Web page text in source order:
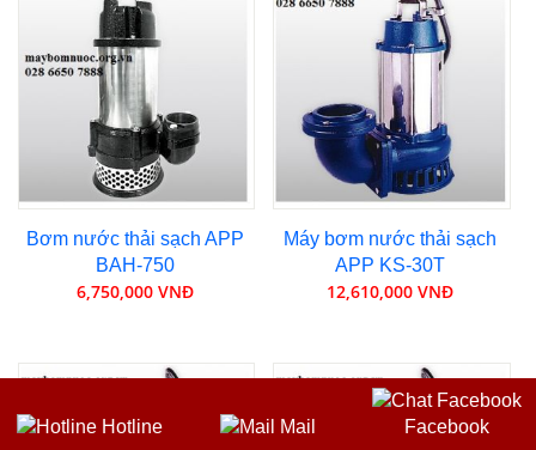
Hotline Mail Facebook
Bơm nước thải sạch APP
BAH-750
6,750,000 VNĐ
Máy bơm nước thải sạch
APP KS-30T
12,610,000 VNĐ